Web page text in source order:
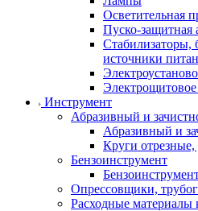
Осветительная
Пуско-защитная
Стабилизаторы,
источники
Инструмент
Абразивный и
Абразивный и
Круги отрезные,
Бензоинструмент
Опрессовщики,
Расходные материалы